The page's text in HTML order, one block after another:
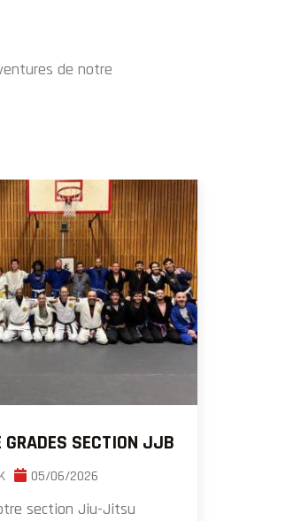
de notre
GRADES SECTION JJB
05/06/2026
section Jiu-Jitsu